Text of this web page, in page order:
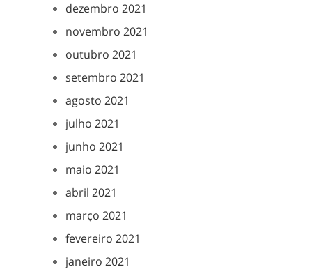
dezembro 2021
novembro 2021
outubro 2021
setembro 2021
agosto 2021
julho 2021
junho 2021
maio 2021
abril 2021
março 2021
fevereiro 2021
janeiro 2021